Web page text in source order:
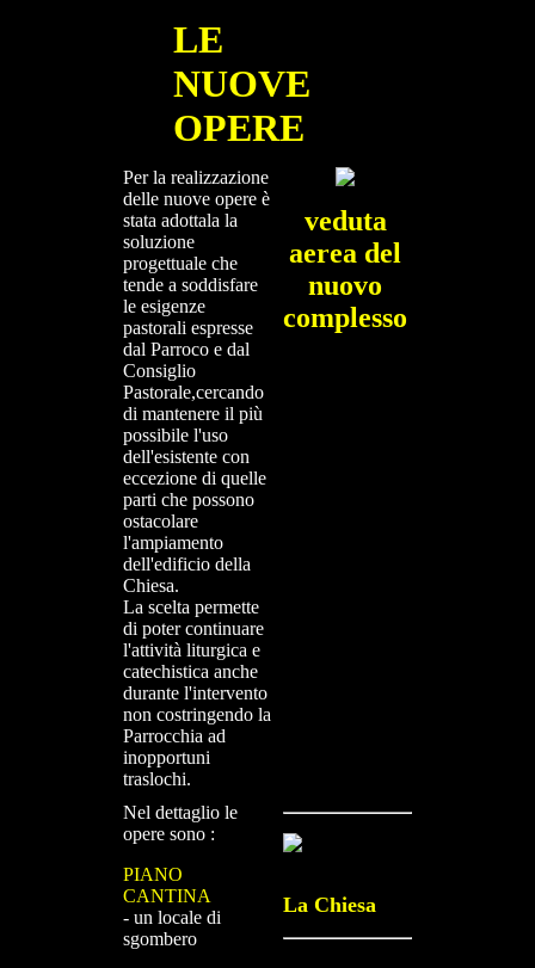
LE
NUOVE
OPERE
Per la realizzazione
delle nuove opere è
stata adottala la
soluzione
progettuale che
tende a soddisfare
le esigenze
pastorali espresse
dal Parroco e dal
Consiglio
Pastorale,cercando
di mantenere il più
possibile l'uso
dell'esistente con
eccezione di quelle
parti che possono
ostacolare
l'ampiamento
dell'edificio della
Chiesa.
La scelta permette
di poter continuare
l'attività liturgica e
catechistica anche
durante l'intervento
non costringendo la
Parrocchia ad
inopportuni
traslochi.
veduta
aerea del
nuovo
complesso
Nel dettaglio le
opere sono :
PIANO
CANTINA
- un locale di
sgombero
La Chiesa